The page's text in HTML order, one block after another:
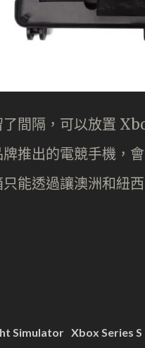
間隔，可以放置
推出的電競手機，
只能透過讓澳洲和紐
Simulator Xbox Series S